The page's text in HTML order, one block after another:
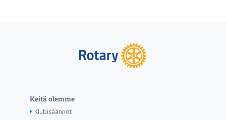
Keitä olemme
Klubisäännöt